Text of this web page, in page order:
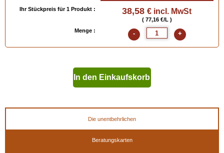
Ihr Stückpreis für 1 Produkt : 38,58 € incl. MwSt
( 77,16 €/L )
Menge :
- +
In den Einkaufskorb
Die unentbehrlichen
Beratungskarten